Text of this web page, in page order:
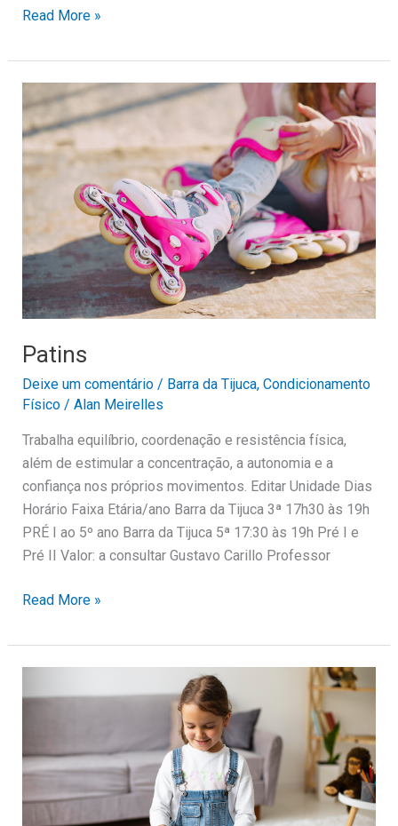
Read More »
Patins
Deixe um comentário / Barra da Tijuca, Condicionamento
Físico/ Alan Meirelles
Trabalha equilíbrio, coordenação e resistência física,
além de estimular a concentração, a autonomia e a
confiança nos próprios movimentos. Editar Unidade Dias
Horário Faixa Etária/ano Barra da Tijuca 3ª 17h30 às 19h
PRÉ I ao 5º ano Barra da Tijuca 5ª 17:30 às 19h Pré I e
Pré II Valor: a consultar Gustavo Carillo Professor
Patins
Read More »